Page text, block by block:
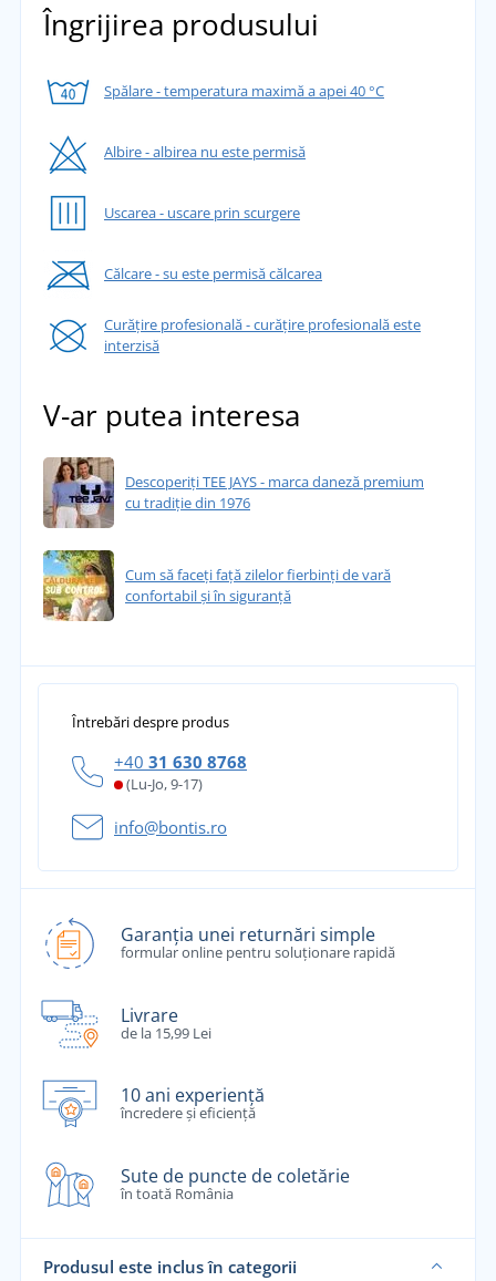
Îngrijirea produsului
Spălare - temperatura maximă a apei 40 °C
Albire - albirea nu este permisă
Uscarea - uscare prin scurgere
Călcare - su este permisă călcarea
Curățire profesională - curățire profesională este
interzisă
V-ar putea interesa
Descoperiți TEE JAYS - marca daneză premium
cu tradiție din 1976
Cum să faceți față zilelor fierbinți de vară
confortabil și în siguranță
Întrebări despre produs
+40 31 630 8768
(Lu-Jo, 9-17)
info@bontis.ro
Garanția unei returnări simple
formular online pentru soluționare rapidă
Livrare
de la 15,99 Lei
10 ani experiență
încredere și eficiență
Sute de puncte de coletărie
în toată România
Produsul este inclus în categorii